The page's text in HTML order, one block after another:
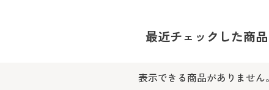
最近チェックした商品
表示できる商品がありません。